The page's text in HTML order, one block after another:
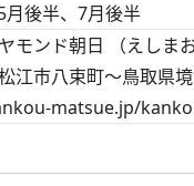
月後半、7月後半
モンド朝日 （えしま
江市八束町～鳥取県
matsue.jp/